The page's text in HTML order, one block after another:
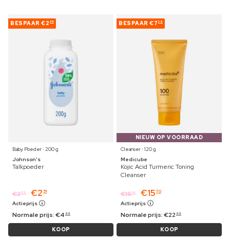
BESPAAR €2 48
Baby Poeder ⋅ 200 g
Johnson's
Talkpoeder
€259 €2 51
Actieprijs
Normale prijs:€4 99
KOOP
BESPAAR €7 29
NIEUW OP VOORRAAD
Cleanser ⋅ 120 g
Medicube
Kojic Acid Turmeric Toning
Cleanser
€1619 €15 70
Actieprijs
Normale prijs:€22 99
KOOP